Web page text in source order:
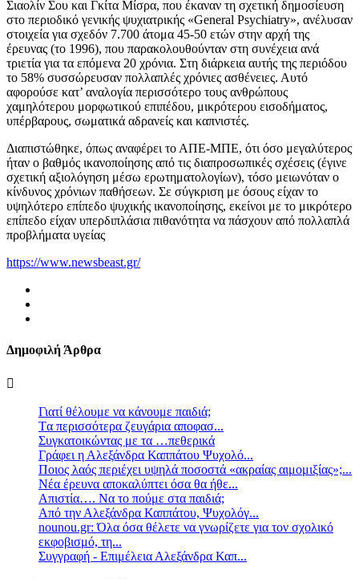
Σιαολίν Σου και Γκίτα Μίσρα, που έκαναν τη σχετική δημοσίευση
στο περιοδικό γενικής ψυχιατρικής «General Psychiatry», ανέλυσαν
στοιχεία για σχεδόν 7.700 άτομα 45-50 ετών στην αρχή της
έρευνας (το 1996), που παρακολουθούνταν στη συνέχεια ανά
τριετία για τα επόμενα 20 χρόνια. Στη διάρκεια αυτής της περιόδου
το 58% συσσώρευσαν πολλαπλές χρόνιες ασθένειες. Αυτό
αφορούσε κατ’ αναλογία περισσότερο τους ανθρώπους
χαμηλότερου μορφωτικού επιπέδου, μικρότερου εισοδήματος,
υπέρβαρους, σωματικά αδρανείς και καπνιστές.
Διαπιστώθηκε, όπως αναφέρει το ΑΠΕ-ΜΠΕ, ότι όσο μεγαλύτερος
ήταν ο βαθμός ικανοποίησης από τις διαπροσωπικές σχέσεις (έγινε
σχετική αξιολόγηση μέσω ερωτηματολογίων), τόσο μειωνόταν ο
κίνδυνος χρόνιων παθήσεων. Σε σύγκριση με όσους είχαν το
υψηλότερο επίπεδο ψυχικής ικανοποίησης, εκείνοι με το μικρότερο
επίπεδο είχαν υπερδιπλάσια πιθανότητα να πάσχουν από πολλαπλά
προβλήματα υγείας
https://www.newsbeast.gr/
Δημοφιλή Άρθρα
Γιατί θέλουμε να κάνουμε παιδιά;
Tα περισσότερα ζευγάρια αποφασ...
Συγκατοικώντας με τα …πεθερικά
Γράφει η Αλεξάνδρα Καππάτου Ψυχολό...
Ποιος λαός περιέχει υψηλά ποσοστά «ακραίας αιμομιξίας»;...
Νέα έρευνα αποκαλύπτει όσα θα ήθε...
Απιστία…. Να το πούμε στα παιδιά;
Από την Αλεξάνδρα Καππάτου, Ψυχολόγ...
nounou.gr: Όλα όσα θέλετε να γνωρίζετε για τον σχολικό
εκφοβισμό, τη...
Συγγραφή - Επιμέλεια Αλεξάνδρα Καπ...